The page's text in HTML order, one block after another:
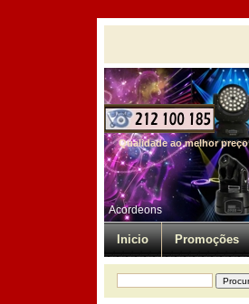
Qualidade ao melhor preço
Acordeons
Inicio Promoções